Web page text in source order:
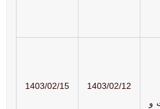
و
1403/02/12
1403/02/15